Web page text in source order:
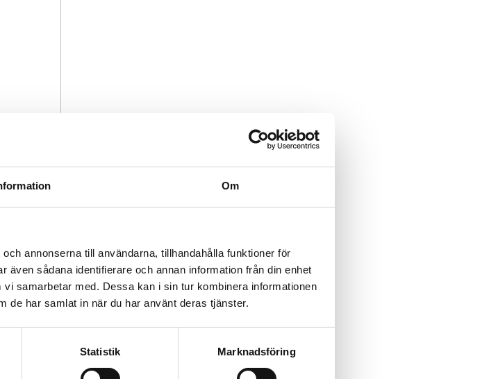
Om
annonserna till användarna, tillhandahålla funktioner för
sådana identifierare och annan information från din enhet
samarbetar med. Dessa kan i sin tur kombinera informationen
de har samlat in när du har använt deras tjänster.
Statistik Marknadsföring